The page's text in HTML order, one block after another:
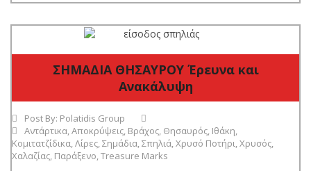
ΣΗΜΑΔΙΑ ΘΗΣΑΥΡΟΥ Έρευνα και
Ανακάλυψη
Post By: Polatidis Group
Αντάρτικα,Αποκρύψεις, Βράχος, Θησαυρός, Ιθάκη,
Κομιτατζίδικα,Λίρες,Σημάδια,Σπηλιά,Χρυσό Ποτήρι,Χρυσός,
Χαλαζίας, Παράξενο,Treasure Marks